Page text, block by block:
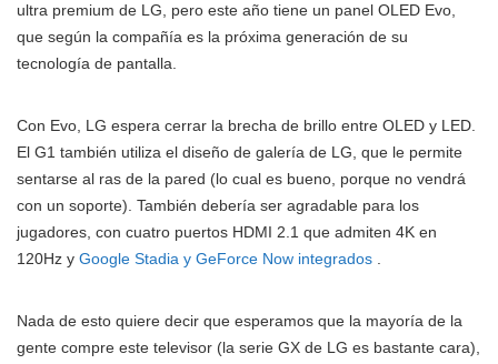
ultra premium de LG, pero este año tiene un panel OLED Evo,
que según la compañía es la próxima generación de su
tecnología de pantalla.
Con Evo, LG espera cerrar la brecha de brillo entre OLED y LED.
El G1 también utiliza el diseño de galería de LG, que le permite
sentarse al ras de la pared (lo cual es bueno, porque no vendrá
con un soporte). También debería ser agradable para los
jugadores, con cuatro puertos HDMI 2.1 que admiten 4K en
120Hz y Google Stadia y GeForce Now integrados
Nada de esto quiere decir que esperamos que la mayoría de la
gente compre este televisor (la serie GX de LG es bastante cara),